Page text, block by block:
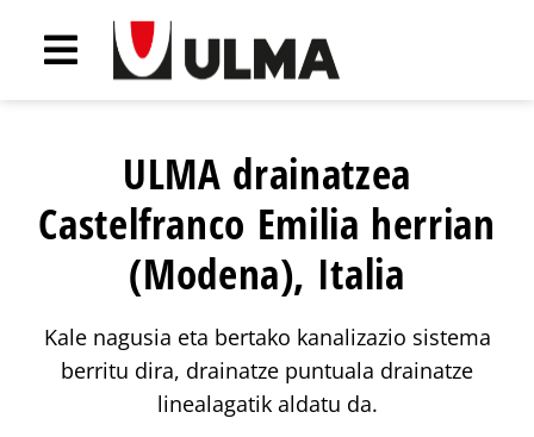
ULMA drainatzea
Castelfranco Emilia herrian
(Modena), Italia
Kale nagusia eta bertako kanalizazio sistema
berritu dira, drainatze puntuala drainatze
linealagatik aldatu da.